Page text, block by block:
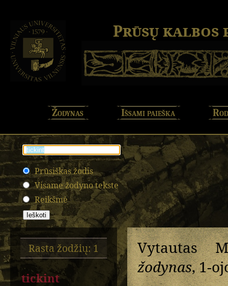
Prūsų kalbos
Žodynas Išsami paieška
Prūsiškas žodis
Visame žodyno tekste
Reikšmė
Rasta žodžių: 1
tickint
Vytautas
žodynas, 1-